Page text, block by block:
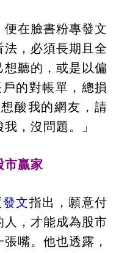
便在臉書粉專發文
法，必須長期且全
聽的，或是以偏
的對帳單，總損
酸我的網友，請
，沒問題。」
市贏家
發文指出，願意付
人，才能成為股市
嘴。他也透露，